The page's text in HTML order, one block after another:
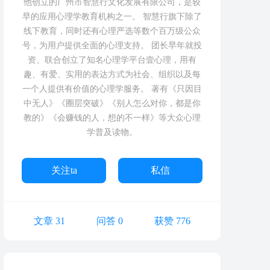
他创立的广州市智慧行文化发展有限公司，是较
早的应用心理学教育机构之一。 智慧行旗下除了
线下教育，同时还有心理严选等数个百万级公众
号，为用户提供全面的心理支持。 团长早年就投
资、联合创立了知名心理学平台壹心理，用有
趣、有爱、实用的表达方式为社会、组织以及每
一个人提供有价值的心理学服务。 著有《只因目
中无人》《圈层突破》《别人怎么对你，都是你
教的》《会赚钱的人，想的不一样》等大众心理
学普及读物。
关注ta 私信
文章 31 问答 0 获赞 776